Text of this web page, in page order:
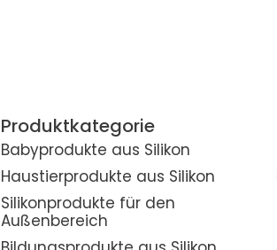
Produktkategorie
Babyprodukte aus Silikon
Haustierprodukte aus Silikon
Silikonprodukte für den
Außenbereich